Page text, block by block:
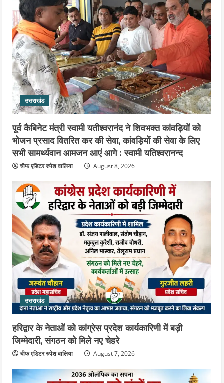
4
उत्तराखंड
एसआईआर के तहत जारी किए जा रहे नोटिसों
पर कांग्रेस ने जतायी आपत्ति, मतदाताओं को
परेशान करने का लगाया आरोप
August 6, 2026
5
उत्तराखंड
महंत यति रामस्वरूप आनंद गिरि को लेकर पूरे
दिन चला हाई वोल्टेज ड्रामा, चौकी से अपने
साथ ले गए यति नरसिंहानंद गिरी
August 5, 2026
उत्तराखंड
पूर्व कैबिनेट मंत्री स्वामी यतीश्वरानंद ने शिवभक्त कांवड़ियों को
भोजन प्रसाद वितरित कर की सेवा, कांवड़ियों की सेवा के लिए
सभी सामर्थ्यवान आमजन आएं आगे : स्वामी यतिश्वरानन्द
चीफ एडिटर रुपेश वालिया August 8, 2026
उत्तराखंड
हरिद्वार के नेताओं को कांग्रेस प्रदेश कार्यकारिणी में बड़ी
जिम्मेदारी, संगठन को मिले नए चेहरे
चीफ एडिटर रुपेश वालिया August 7, 2026